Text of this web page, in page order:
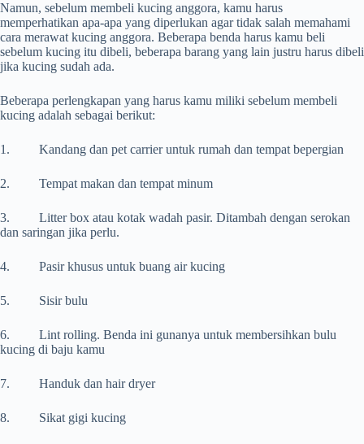
Namun, sebelum membeli kucing anggora, kamu harus
memperhatikan apa-apa yang diperlukan agar tidak salah memahami
cara merawat kucing anggora. Beberapa benda harus kamu beli
sebelum kucing itu dibeli, beberapa barang yang lain justru harus dibeli
jika kucing sudah ada.
Beberapa perlengkapan yang harus kamu miliki sebelum membeli
kucing adalah sebagai berikut:
1. Kandang dan pet carrier untuk rumah dan tempat bepergian
2. Tempat makan dan tempat minum
3. Litter box atau kotak wadah pasir. Ditambah dengan serokan
dan saringan jika perlu.
4. Pasir khusus untuk buang air kucing
5. Sisir bulu
6. Lint rolling. Benda ini gunanya untuk membersihkan bulu
kucing di baju kamu
7. Handuk dan hair dryer
8. Sikat gigi kucing